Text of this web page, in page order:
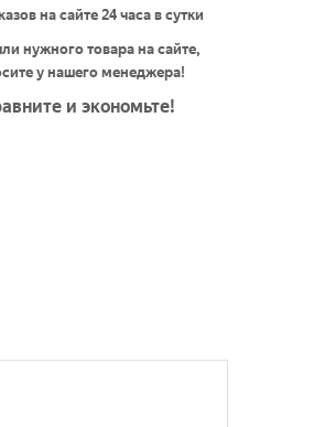
на сайте 24 часа в сутки
нужного товара на сайте,
у нашего менеджера!
и экономьте!